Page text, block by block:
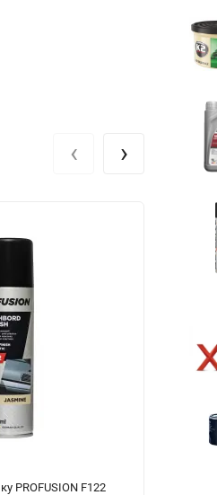
PROFUSION F122
‹ ›